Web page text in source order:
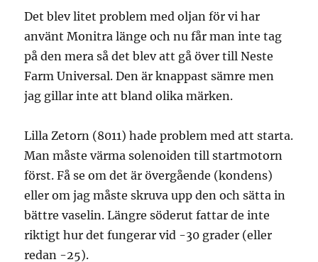
Det blev litet problem med oljan för vi har
använt Monitra länge och nu får man inte tag
på den mera så det blev att gå över till Neste
Farm Universal. Den är knappast sämre men
jag gillar inte att bland olika märken.
Lilla Zetorn (8011) hade problem med att starta.
Man måste värma solenoiden till startmotorn
först. Få se om det är övergående (kondens)
eller om jag måste skruva upp den och sätta in
bättre vaselin. Längre söderut fattar de inte
riktigt hur det fungerar vid -30 grader (eller
redan -25).